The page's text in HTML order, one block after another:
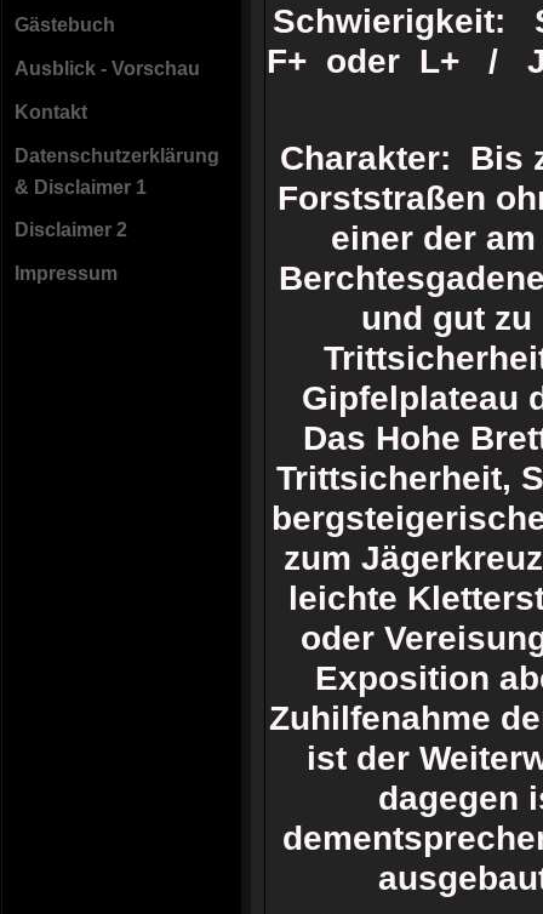
Gästebuch
Ausblick - Vorschau
Kontakt
Datenschutzerklärung
& Disclaimer 1
Disclaimer 2
Impressum
F+ oder L+ /
Charakter: Bis
Forststraßen
einer der
und gut
Gipfelplateau
Das Hohe
Trittsicherheit,
zum
leichte
oder
Exposition
Zuhilfenahme
ist der
dagegen